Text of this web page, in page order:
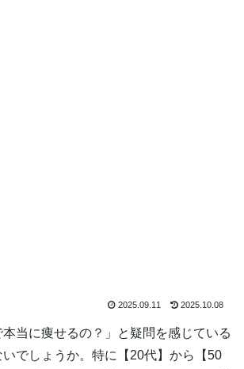
2025.09.11 2025.10.08
本当に痩せるの？」と疑問を感じている
でしょうか。特に【20代】から【50